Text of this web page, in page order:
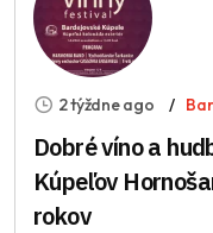
2 týždne ago
Dobré víno a
Kúpeľov
rokov